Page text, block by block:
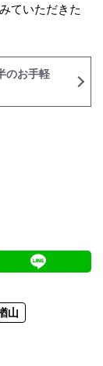
ていただきた
のお手軽
山